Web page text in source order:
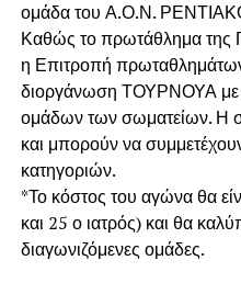
ομάδα του Α.Ο.Ν.
Καθώς το πρωτάθλημα της
η Επιτροπή
διοργάνωση ΤΟΥΡΝΟΥΑ με
ομάδων των σωματείων. Η
και μπορούν να
κατηγοριών.
*Το κόστος του αγώνα θα
και 25 ο ιατρός) και θα
διαγωνιζόμενες ομάδες.